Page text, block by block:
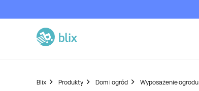
Blix Produkty Dom i ogród Wyposażenie ogrodu